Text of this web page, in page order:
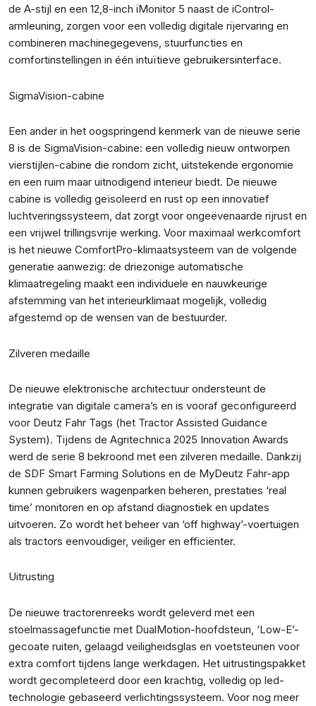
de A-stijl en een 12,8-inch iMonitor 5 naast de iControl-
armleuning, zorgen voor een volledig digitale rijervaring en
combineren machinegegevens, stuurfuncties en
comfortinstellingen in één intuïtieve gebruikersinterface.
SigmaVision-cabine
Een ander in het oogspringend kenmerk van de nieuwe serie
8 is de SigmaVision-cabine: een volledig nieuw ontworpen
vierstijlen-cabine die rondom zicht, uitstekende ergonomie
en een ruim maar uitnodigend interieur biedt. De nieuwe
cabine is volledig geïsoleerd en rust op een innovatief
luchtveringssysteem, dat zorgt voor ongeëvenaarde rijrust en
een vrijwel trillingsvrije werking. Voor maximaal werkcomfort
is het nieuwe ComfortPro-klimaatsysteem van de volgende
generatie aanwezig: de driezonige automatische
klimaatregeling maakt een individuele en nauwkeurige
afstemming van het interieurklimaat mogelijk, volledig
afgestemd op de wensen van de bestuurder.
Zilveren medaille
De nieuwe elektronische architectuur ondersteunt de
integratie van digitale camera’s en is vooraf geconfigureerd
voor Deutz Fahr Tags (het Tractor Assisted Guidance
System). Tijdens de Agritechnica 2025 Innovation Awards
werd de serie 8 bekroond met een zilveren medaille. Dankzij
de SDF Smart Farming Solutions en de MyDeutz Fahr-app
kunnen gebruikers wagenparken beheren, prestaties ‘real
time’ monitoren en op afstand diagnostiek en updates
uitvoeren. Zo wordt het beheer van ‘off highway’-voertuigen
als tractors eenvoudiger, veiliger en efficiënter.
Uitrusting
De nieuwe tractorenreeks wordt geleverd met een
stoelmassagefunctie met DualMotion-hoofdsteun, ‘Low-E’-
gecoate ruiten, gelaagd veiligheidsglas en voetsteunen voor
extra comfort tijdens lange werkdagen. Het uitrustingspakket
wordt gecompleteerd door een krachtig, volledig op led-
technologie gebaseerd verlichtingssysteem. Voor nog meer